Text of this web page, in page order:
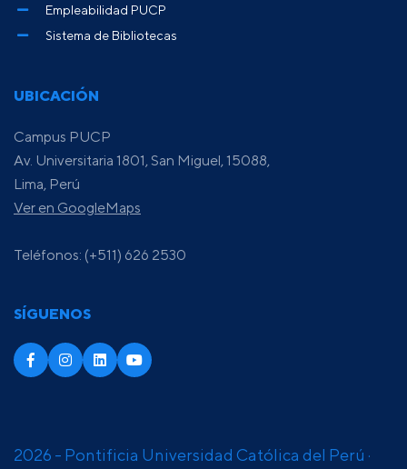
UBICACIÓN
Campus PUCP
Av. Universitaria 1801, San Miguel, 15088,
Lima, Perú
Ver en GoogleMaps
Teléfonos: (+511) 626 2530
SÍGUENOS
Empleabilidad PUCP
Sistema de Bibliotecas
2026 - Pontificia Universidad Católica del Perú ·